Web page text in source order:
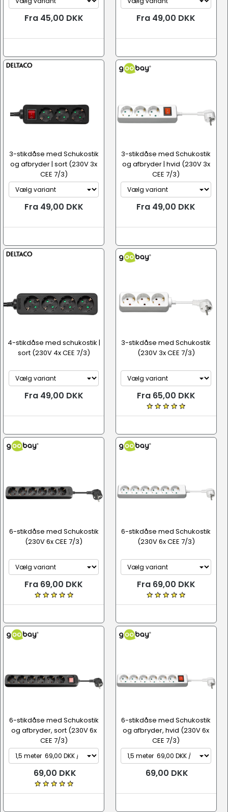
Fra 45,00 DKK Fra 49,00 DKK
3-stikdåse med Schukostik
og afbryder | sort (230V 3x
CEE 7/3)
Fra 49,00 DKK
3-stikdåse med Schukostik
og afbryder | hvid (230V 3x
CEE 7/3)
Fra 49,00 DKK
4-stikdåse med schukostik |
sort (230V 4x CEE 7/3)
Fra 49,00 DKK
3-stikdåse med Schukostik
(230V 3x CEE 7/3)
Fra 65,00 DKK
6-stikdåse med Schukostik
(230V 6x CEE 7/3)
Fra 69,00 DKK
6-stikdåse med Schukostik
(230V 6x CEE 7/3)
Fra 69,00 DKK
6-stikdåse med Schukostik
og afbryder, sort (230V 6x
CEE 7/3)
69,00 DKK
6-stikdåse med Schukostik
og afbryder, hvid (230V 6x
CEE 7/3)
69,00 DKK